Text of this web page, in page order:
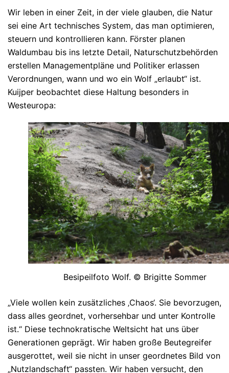
Wir leben in einer Zeit, in der viele glauben, die Natur
sei eine Art technisches System, das man optimieren,
steuern und kontrollieren kann. Förster planen
Waldumbau bis ins letzte Detail, Naturschutzbehörden
erstellen Managementpläne und Politiker erlassen
Verordnungen, wann und wo ein Wolf „erlaubt“ ist.
Kuijper beobachtet diese Haltung besonders in
Westeuropa:
Besipeilfoto Wolf. © Brigitte Sommer
„Viele wollen kein zusätzliches ‚Chaos‘. Sie bevorzugen,
dass alles geordnet, vorhersehbar und unter Kontrolle
ist.“ Diese technokratische Weltsicht hat uns über
Generationen geprägt. Wir haben große Beutegreifer
ausgerottet, weil sie nicht in unser geordnetes Bild von
„Nutzlandschaft“ passten. Wir haben versucht, den